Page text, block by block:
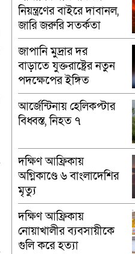
নিয়ন্ত্রণের বাইরে দাবানল,
জারি জরুরি সতর্কতা
জাপানি মুদ্রার দর
বাড়াতে যুক্তরাষ্ট্রের নতুন
পদক্ষেপের ইঙ্গিত
আর্জেন্টিনায় হেলিকপ্টার
বিধ্বস্ত, নিহত ৭
দক্ষিণ আফ্রিকায়
অগ্নিকাণ্ডে ৬ বাংলাদেশির
মৃত্যু
দক্ষিণ আফ্রিকায়
নোয়াখালীর ব্যবসায়ীকে
গুলি করে হত্যা